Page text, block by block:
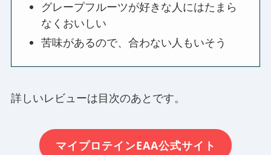
グレープフルーツが好きな人にはたまら
なくおいしい
苦味があるので、合わない人もいそう
詳しいレビューは目次のあとです。
マイプロテインEAA公式サイト